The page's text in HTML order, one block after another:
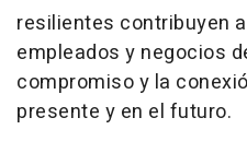
resilientes contribuyen
empleados y negocios
compromiso y la
presente y en el futuro.